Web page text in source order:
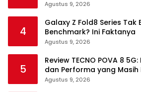
Agustus 9, 2026
4
Galaxy Z Fold8 Series Tak
Benchmark? Ini Faktanya
Agustus 9, 2026
5
Review TECNO POVA 8
dan Performa yang
Agustus 9, 2026